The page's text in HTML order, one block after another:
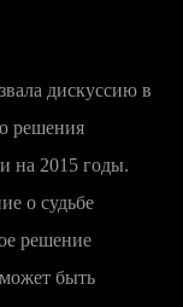
дискуссию в
решения
на 2015 годы.
о судьбе
решение
быть